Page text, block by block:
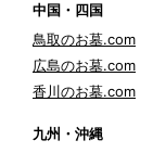
中国・四国
鳥取のお墓.com
広島のお墓.com
香川のお墓.com
九州・沖縄